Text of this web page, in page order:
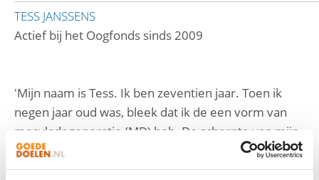
TESS JANSSENS
Actief bij het Oogfonds sinds 2009
'Mijn naam is Tess. Ik ben zeven­tien jaar. Toen ik
negen jaar oud was, bleek dat ik de een vorm van
maculadegeneratie (MD) heb. De scherpte van mijn
zicht ging heel snel achteruit. Binnen een half jaar
ging mijn zicht van 100 naar 15 procent. De laatste